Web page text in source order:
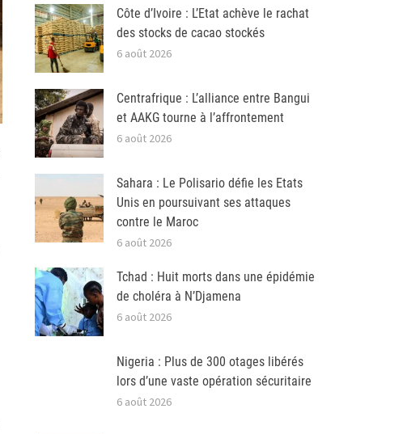
Côte d’Ivoire : L’Etat achève le rachat
des stocks de cacao stockés
6 août 2026
Centrafrique : L’alliance entre Bangui
et AAKG tourne à l’affrontement
6 août 2026
Sahara : Le Polisario défie les Etats
Unis en poursuivant ses attaques
contre le Maroc
6 août 2026
Tchad : Huit morts dans une épidémie
de choléra à N’Djamena
6 août 2026
Nigeria : Plus de 300 otages libérés
lors d’une vaste opération sécuritaire
6 août 2026